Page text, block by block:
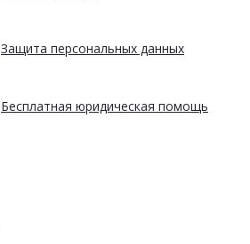
Защита персональных данных
Бесплатная юридическая помощь